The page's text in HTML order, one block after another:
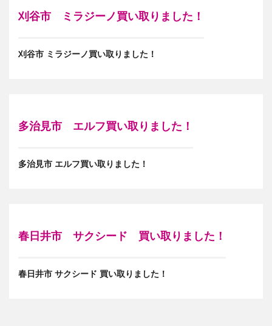
刈谷市 ミラジーノ買い取りました！
刈谷市 ミラジーノ買い取りました！
多治見市 エルフ買い取りました！
多治見市 エルフ買い取りました！
春日井市 サクシード 買い取りました！
春日井市 サクシード 買い取りました！